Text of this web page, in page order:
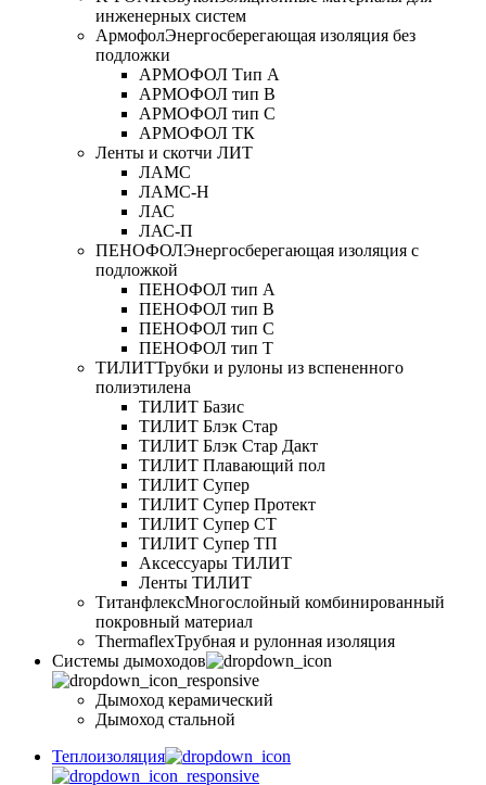
инженерных систем
АрмофолЭнергосберегающая изоляция без
подложки
АРМОФОЛ Тип А
АРМОФОЛ тип В
АРМОФОЛ тип C
АРМОФОЛ ТК
Ленты и скотчи ЛИТ
ЛАМС
ЛАМС-Н
ЛАС
ЛАС-П
ПЕНОФОЛЭнергосберегающая изоляция с
подложкой
ПЕНОФОЛ тип А
ПЕНОФОЛ тип B
ПЕНОФОЛ тип C
ПЕНОФОЛ тип T
ТИЛИТТрубки и рулоны из вспененного
полиэтилена
ТИЛИТ Базис
ТИЛИТ Блэк Стар
ТИЛИТ Блэк Стар Дакт
ТИЛИТ Плавающий пол
ТИЛИТ Супер
ТИЛИТ Супер Протект
ТИЛИТ Супер СТ
ТИЛИТ Супер ТП
Аксессуары ТИЛИТ
Ленты ТИЛИТ
ТитанфлексМногослойный комбинированный
покровный материал
ThermaflexТрубная и рулонная изоляция
Cистемы дымоходов
Дымоход керамический
Дымоход стальной
Теплоизоляция